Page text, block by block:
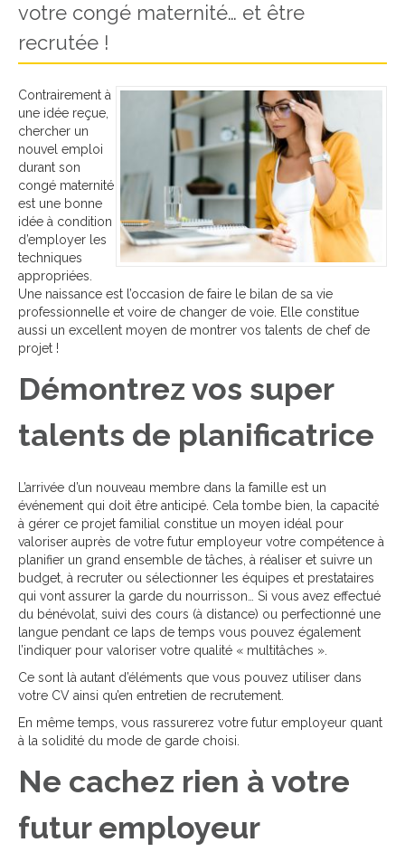
votre congé maternité… et être
recrutée !
Contrairement à
une idée reçue,
chercher un
nouvel emploi
durant son
congé maternité
est une bonne
idée à condition
d’employer les
techniques
appropriées.
Une naissance est l’occasion de faire le bilan de sa vie
professionnelle et voire de changer de voie. Elle constitue
aussi un excellent moyen de montrer vos talents de chef de
projet !
Démontrez vos super
talents de planificatrice
L’arrivée d’un nouveau membre dans la famille est un
événement qui doit être anticipé. Cela tombe bien, la capacité
à gérer ce projet familial constitue un moyen idéal pour
valoriser auprès de votre futur employeur votre compétence à
planifier un grand ensemble de tâches, à réaliser et suivre un
budget, à recruter ou sélectionner les équipes et prestataires
qui vont assurer la garde du nourrisson… Si vous avez effectué
du bénévolat, suivi des cours (à distance) ou perfectionné une
langue pendant ce laps de temps vous pouvez également
l’indiquer pour valoriser votre qualité « multitâches ».
Ce sont là autant d’éléments que vous pouvez utiliser dans
votre CV ainsi qu’en entretien de recrutement.
En même temps, vous rassurerez votre futur employeur quant
à la solidité du mode de garde choisi.
Ne cachez rien à votre
futur employeur